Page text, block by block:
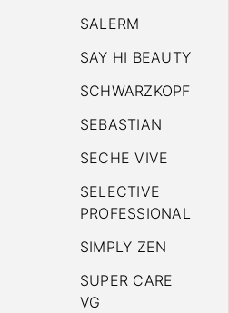
SALERM
SAY HI BEAUTY
SCHWARZKOPF
SEBASTIAN
SECHE VIVE
SELECTIVE
PROFESSIONAL
SIMPLY ZEN
SUPER CARE
VG